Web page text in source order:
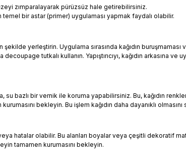
zımparalayarak pürüzsüz hale getirebilirsiniz.
bir astar (primer) uygulaması yapmak faydalı olabilir.
şekilde yerleştirin. Uygulama sırasında kağıdın
decoupage tutkalı kullanın. Yapıştırıcıyı, kağıdın
su bazlı bir vernik ile koruma yapabilirsiniz. Bu, kağıdın
bekleyin. Bu işlem kağıdın daha dayanıklı olmasını
hatalar olabilir. Bu alanları boyalar veya çeşitli dekoratif
tamamen kurumasını bekleyin.